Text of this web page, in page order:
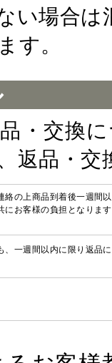
い場合
す。
・交換
返品・
絡の上商品到着後一週間
にお客様の負担となりま
、一週間以内に限り返品